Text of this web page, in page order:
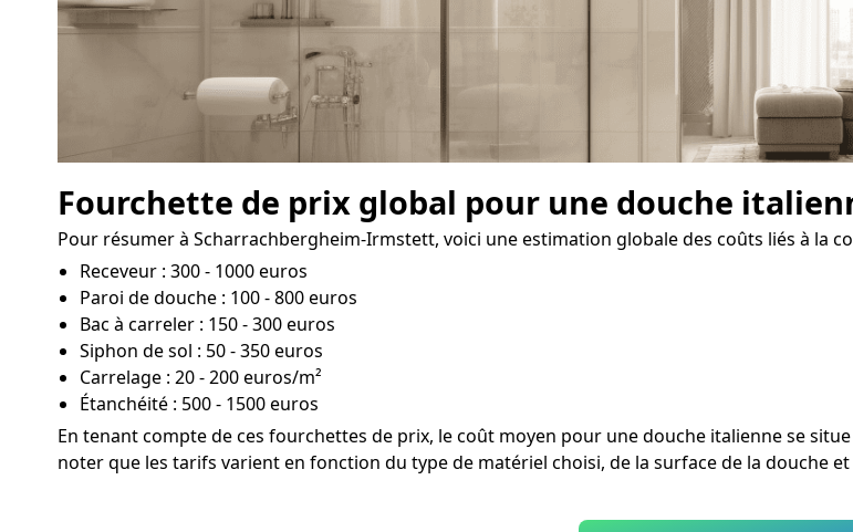
Fourchette de prix global pour une douche
Pour résumer à Scharrachbergheim-Irmstett, voici une estimation globale des coûts liés à la
Receveur : 300 - 1000 euros
Paroi de douche : 100 - 800 euros
Bac à carreler : 150 - 300 euros
Siphon de sol : 50 - 350 euros
Carrelage : 20 - 200 euros/m²
Étanchéité : 500 - 1500 euros
En tenant compte de ces fourchettes de prix, le coût moyen pour une douche italienne se
noter que les tarifs varient en fonction du type de matériel choisi, de la surface de la douche